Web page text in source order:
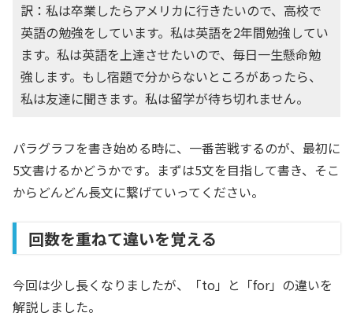
訳：私は卒業したらアメリカに行きたいので、高校で
英語の勉強をしています。私は英語を2年間勉強してい
ます。私は英語を上達させたいので、毎日一生懸命勉
強します。もし宿題で分からないところがあったら、
私は友達に聞きます。私は留学が待ち切れません。
パラグラフを書き始める時に、一番苦戦するのが、最初に
5文書けるかどうかです。まずは5文を目指して書き、そこ
からどんどん長文に繋げていってください。
回数を重ねて違いを覚える
今回は少し長くなりましたが、「to」と「for」の違いを
解説しました。